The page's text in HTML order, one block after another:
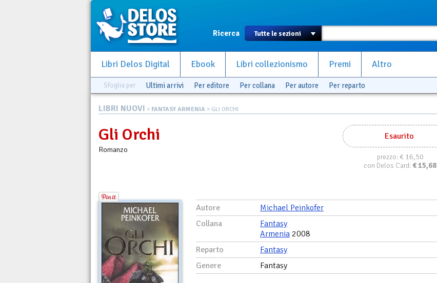
Ricerca
Libri Delos Digital Ebook Libri collezionismo Premi Altro
Sfoglia per Ultimi arrivi Per editore Per collana Per autore Per reparto
LIBRI NUOVI > FANTASY ARMENIA > GLI ORCHI
Esaurito
prezzo:€ 16,50
con Delos Card: €15,68
Gli Orchi
Romanzo
Autore
Michael Peinkofer
Collana
Fantasy
Armenia 2008
Reparto
Fantasy
Genere
Fantasy